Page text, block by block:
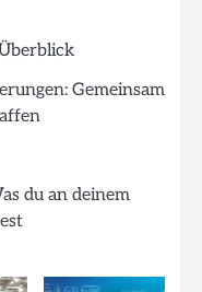
Gemeinsam
du an deinem